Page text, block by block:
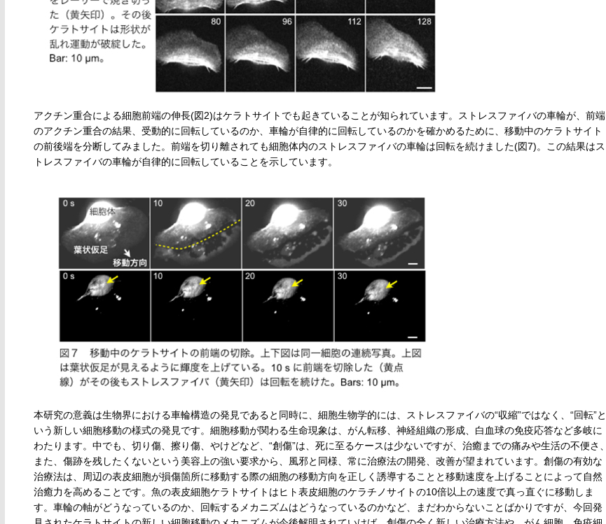
アクチン重合による細胞前端の伸長(図2)はケラトサイトでも起きていることが知られています。ストレスファイバの車輪が、前端
のアクチン重合の結果、受動的に回転しているのか、車輪が自律的に回転しているのかを確かめるために、移動中のケラトサイト
の前後端を分断してみました。前端を切り離されても細胞体内のストレスファイバの車輪は回転を続けました(図7)。この結果はス
トレスファイバの車輪が自律的に回転していることを示しています。
本研究の意義は生物界における車輪構造の発見であると同時に、細胞生物学的には、ストレスファイバの“収縮”ではなく、“回転”と
いう新しい細胞移動の様式の発見です。細胞移動が関わる生命現象は、がん転移、神経組織の形成、白血球の免疫応答など多岐に
わたります。中でも、切り傷、擦り傷、やけどなど、“創傷”は、死に至るケースは少ないですが、治癒までの痛みや生活の不便さ、
また、傷跡を残したくないという美容上の強い要求から、風邪と同様、常に治療法の開発、改善が望まれています。創傷の有効な
治療法は、周辺の表皮細胞が損傷箇所に移動する際の細胞の移動方向を正しく誘導することと移動速度を上げることによって自然
治癒力を高めることです。魚の表皮細胞ケラトサイトはヒト表皮細胞のケラチノサイトの10倍以上の速度で真っ直ぐに移動しま
す。車輪の軸がどうなっているのか、回転するメカニズムはどうなっているのかなど、まだわからないことばかりですが、今回発